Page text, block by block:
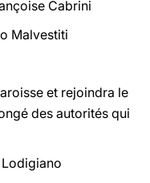
Cabrini
Malvestiti
et rejoindra le
des autorités qui
Lodigiano